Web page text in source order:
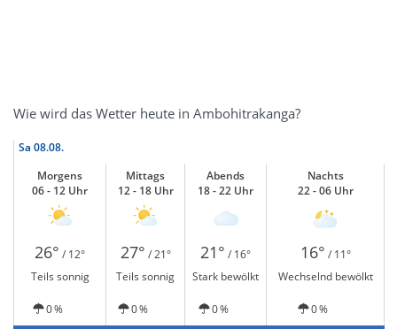
Wie wird das Wetter heute in Ambohitrakanga?
Sa 08.08.
Morgens
06 - 12 Uhr
Mittags
12 - 18 Uhr
Abends
18 - 22 Uhr
Nachts
22 - 06 Uhr
26° / 12° 27° / 21° 21° / 16° 16° / 11°
Teils sonnig
Teils sonnig Stark bewölkt Wechselnd bewölkt
0 % 0 % 0 % 0 %